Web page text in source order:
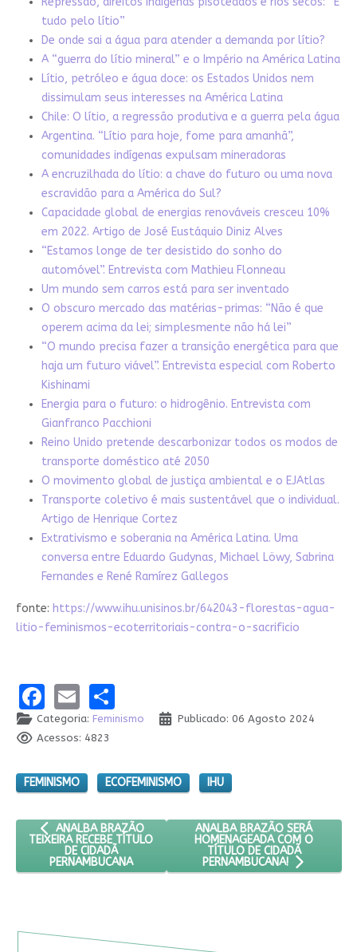
tudo pelo lítio”
De onde sai a água para atender a demanda por lítio?
A “guerra do lítio mineral” e o Império na América Latina
Lítio, petróleo e água doce: os Estados Unidos nem
dissimulam seus interesses na América Latina
Chile: O lítio, a regressão produtiva e a guerra pela água
Argentina. “Lítio para hoje, fome para amanhã”,
comunidades indígenas expulsam mineradoras
A encruzilhada do lítio: a chave do futuro ou uma nova
escravidão para a América do Sul?
Capacidade global de energias renováveis cresceu 10%
em 2022. Artigo de José Eustáquio Diniz Alves
“Estamos longe de ter desistido do sonho do
automóvel”. Entrevista com Mathieu Flonneau
Um mundo sem carros está para ser inventado
O obscuro mercado das matérias-primas: “Não é que
operem acima da lei; simplesmente não há lei”
“O mundo precisa fazer a transição energética para que
haja um futuro viável”. Entrevista especial com Roberto
Kishinami
Energia para o futuro: o hidrogênio. Entrevista com
Gianfranco Pacchioni
Reino Unido pretende descarbonizar todos os modos de
transporte doméstico até 2050
O movimento global de justiça ambiental e o EJAtlas
Transporte coletivo é mais sustentável que o individual.
Artigo de Henrique Cortez
Extrativismo e soberania na América Latina. Uma
conversa entre Eduardo Gudynas, Michael Löwy, Sabrina
Fernandes e René Ramírez Gallegos
fonte: https://www.ihu.unisinos.br/642043-florestas-agua-
litio-feminismos-ecoterritoriais-contra-o-sacrificio
Facebook
EmailShare
Categoria: Feminismo
Publicado: 06 Agosto 2024
Acessos: 4823
FEMINISMO ECOFEMINISMO IHU
ARTIGO ANTERIOR: ANALBA BRAZÃO TEIXEIRA RECEBE
ANALBA BRAZÃO
TEIXEIRA RECEBE TÍTULO
DE CIDADÃ
PERNAMBUCANA
PRÓXIMO ARTIGO: ANALBA
ANALBA BRAZÃO SERÁ
HOMENAGEADA COM O
TÍTULO DE CIDADÃ
PERNAMBUCANA!